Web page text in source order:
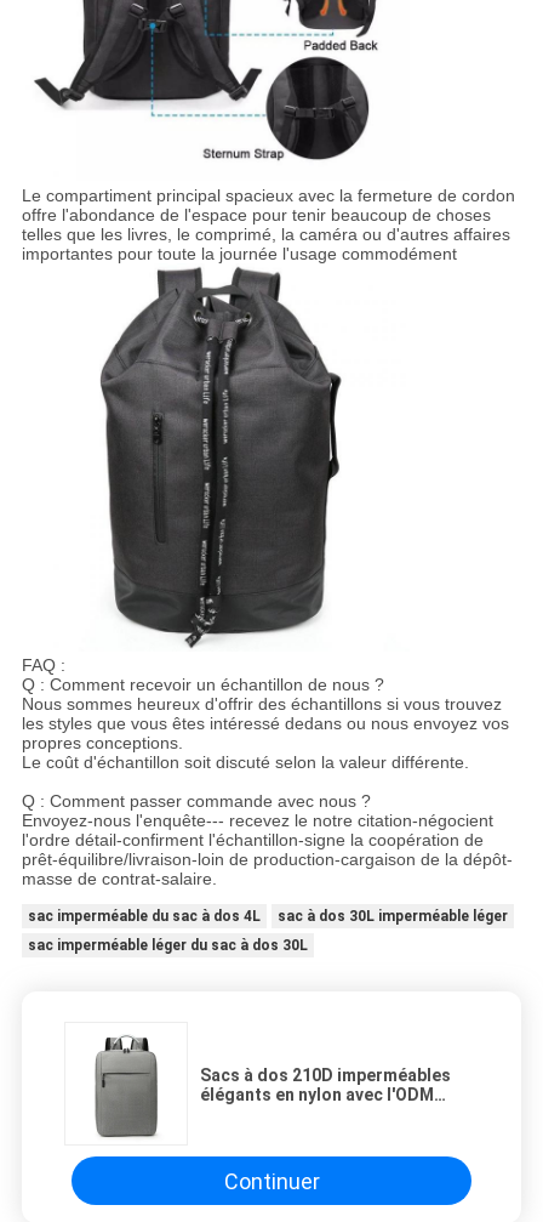
Le compartiment principal spacieux avec la fermeture de cordon
offre l'abondance de l'espace pour tenir beaucoup de choses
telles que les livres, le comprimé, la caméra ou d'autres affaires
importantes pour toute la journée l'usage commodément
FAQ :
Q : Comment recevoir un échantillon de nous ?
Nous sommes heureux d'offrir des échantillons si vous trouvez
les styles que vous êtes intéressé dedans ou nous envoyez vos
propres conceptions.
Le coût d'échantillon soit discuté selon la valeur différente.
Q : Comment passer commande avec nous ?
Envoyez-nous l'enquête--- recevez le notre citation-négocient
l'ordre détail-confirment l'échantillon-signe la coopération de
prêt-équilibre/livraison-loin de production-cargaison de la dépôt-
masse de contrat-salaire.
sac imperméable du sac à dos 4L
sac à dos 30L imperméable léger
sac imperméable léger du sac à dos 30L
Sacs à dos 210D imperméables
élégants en nylon avec l'ODM
Continuer